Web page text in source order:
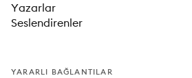
Yazarlar
Seslendirenler
YARARLI BAĞLANTILAR